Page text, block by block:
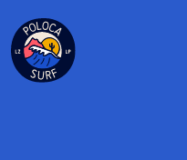
content